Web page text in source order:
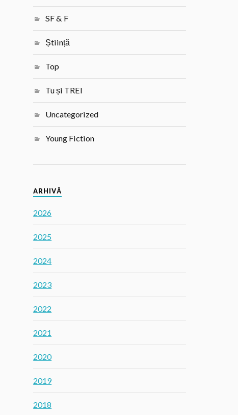
SF & F
Știință
Top
Tu și TREI
Uncategorized
Young Fiction
ARHIVĂ
2026
2025
2024
2023
2022
2021
2020
2019
2018